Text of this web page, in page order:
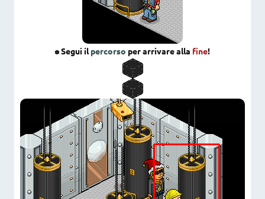
Segui ilpercorso per arrivare alla fine!